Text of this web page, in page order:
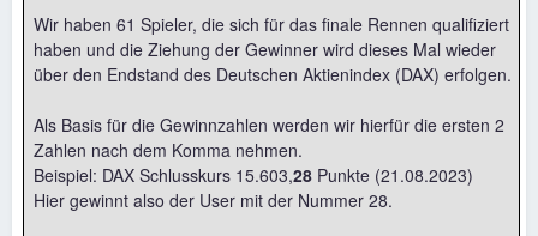
Wir haben 61 Spieler, die sich für das finale Rennen qualifiziert
haben und die Ziehung der Gewinner wird dieses Mal wieder
über den Endstand des Deutschen Aktienindex (DAX) erfolgen.
Als Basis für die Gewinnzahlen werden wir hierfür die ersten 2
Zahlen nach dem Komma nehmen.
Beispiel: DAX Schlusskurs 15.603,28 Punkte (21.08.2023)
Hier gewinnt also der User mit der Nummer 28.